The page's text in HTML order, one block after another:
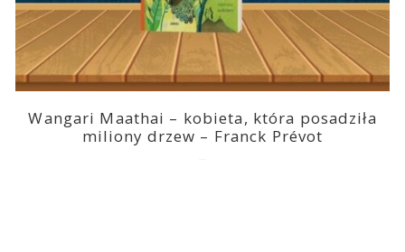
Wangari Maathai – kobieta, która posadziła
miliony drzew – Franck Prévot